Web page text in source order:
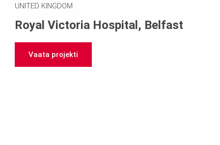
UNITED KINGDOM
Royal Victoria Hospital, Belfast
Vaata projekti